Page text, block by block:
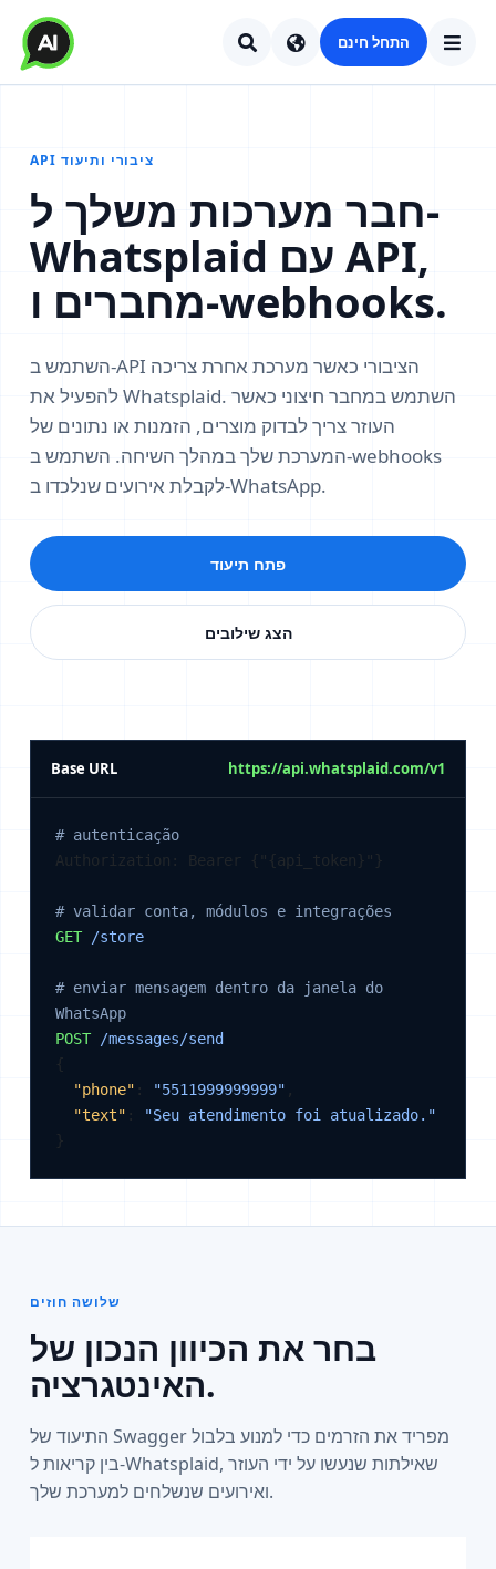
התחל חינם
API ציבורי ותיעוד
חבר מערכות משלך ל-
Whatsplaid עם API,
מחברים ו-webhooks.
השתמש ב-API הציבורי כאשר מערכת אחרת צריכה
להפעיל את Whatsplaid. השתמש במחבר חיצוני כאשר
העוזר צריך לבדוק מוצרים, הזמנות או נתונים של
המערכת שלך במהלך השיחה. השתמש ב-webhooks
לקבלת אירועים שנלכדו ב-WhatsApp.
פתח תיעוד
הצג שילובים
Base URL https://api.whatsplaid.com/v1
# autenticação
Authorization: Bearer {"{api_token}"}
# validar conta, módulos e integrações
GET
/store
# enviar mensagem dentro da janela do
WhatsApp
POST
/messages/send
{
"phone" : "5511999999999" ,
"text" :
"Seu atendimento foi atualizado."
}
שלושה חוזים
בחר את הכיוון הנכון של
האינטגרציה.
התיעוד של Swagger מפריד את הזרמים כדי למנוע בלבול
בין קריאות ל-Whatsplaid, שאילתות שנעשו על ידי העוזר
ואירועים שנשלחים למערכת שלך.